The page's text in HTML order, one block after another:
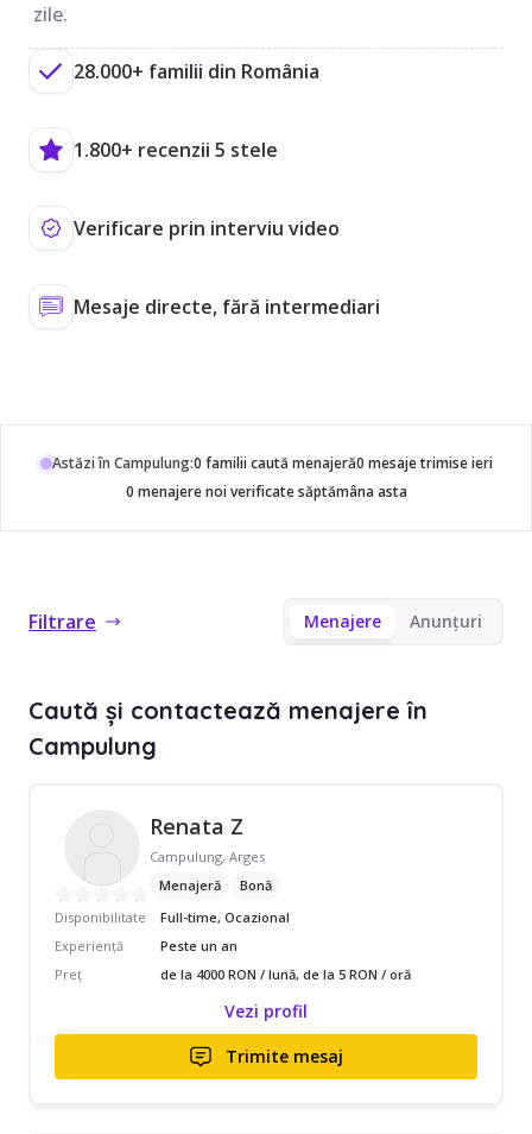
zile.
28.000+ familii din România
1.800+ recenzii 5 stele
Verificare prin interviu video
Mesaje directe, fără intermediari
Astăzi în Campulung:0 familii caută menajeră0 mesaje trimise ieri
0 menajere noi verificate săptămâna asta
Filtrare Menajere Anunțuri
Caută și contactează menajere în
Campulung
Renata Z
Campulung, Arges
Menajeră
Bonă
Disponibilitate
Full-time, Ocazional
Experiență
Peste un an
Preț
de la 4000 RON / lună, de la 5 RON / oră
Vezi profil
Trimite mesaj